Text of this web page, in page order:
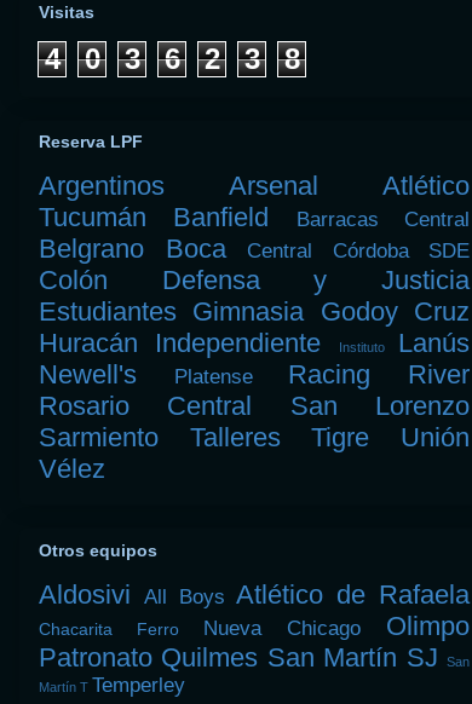
Visitas
4 0 3 6 2 3 8
Reserva LPF
Argentinos Arsenal
Atlético
Tucumán
Banfield Barracas Central
Belgrano Boca Central Córdoba SDE
Colón
Defensa y Justicia
Estudiantes Gimnasia Godoy Cruz
Huracán
Independiente Instituto
Lanús
Newell's
Platense Racing
River
Rosario Central
San Lorenzo
Sarmiento
Talleres Tigre
Unión
Vélez
Otros equipos
Aldosivi All Boys Atlético de Rafaela
Chacarita Ferro Nueva Chicago
Olimpo
Patronato Quilmes San Martín SJ
San
Martín T Temperley